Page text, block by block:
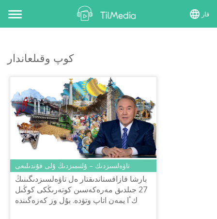
Toggle
navigation
قاز
كوپ وقىلعاندار
​تاۋەلسىزدىك – ۇلتىمىزدىڭ ۇلى قۇندىلىعى
بارشا قازاقستاندىقتار ەل تاۋەلسىزدىگىنىڭ
27 جىلدىق مەرەكەسىن كوتەرىڭكى كوڭىل
كٴا يمەن اتاپ وتۋدە. بۇل وز كەزەگىندە